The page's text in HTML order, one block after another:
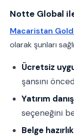
Notte Global
Macaristan
olarak şunları
Ücretsiz
şansını
Yatırım
seçeneğini
Belge